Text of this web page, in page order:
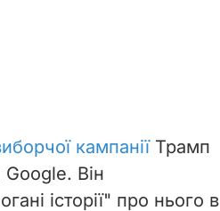
кампаніїТрамп
Він
історії" про нього в